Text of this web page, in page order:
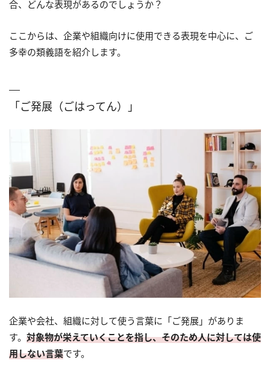
合、どんな表現があるのでしょうか？
ここからは、企業や組織向けに使用できる表現を中心に、ご
多幸の類義語を紹介します。
「ご発展（ごはってん）」
企業や会社、組織に対して使う言葉に「ご発展」がありま
す。 対象物が栄えていくことを指し、そのため人に対しては使
用しない言葉です。